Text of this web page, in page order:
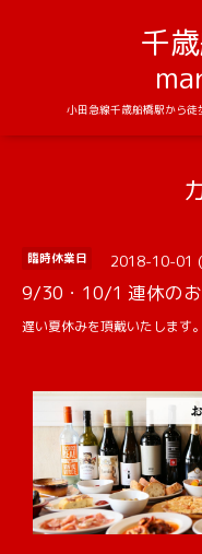
千
小田急線千歳船橋駅から徒
臨時休業日 2018-10-01
9/30・10/1 連休の
遅い夏休みを頂戴いたします。